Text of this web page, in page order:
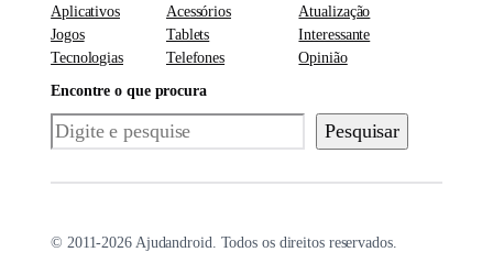
Aplicativos
Jogos
Tecnologias
Acessórios
Tablets
Telefones
Atualização
Interessante
Opinião
Encontre o que procura
Pesquisar Pesquisar
© 2011-2026 Ajudandroid. Todos os direitos reservados.